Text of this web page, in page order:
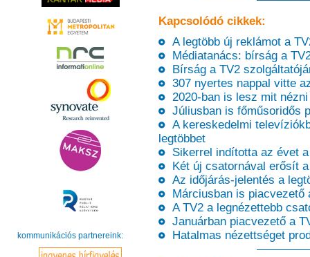
kommunikációs partnereink:
Kapcsolódó cikkek:
A legtöbb új reklámot a
Médiatanács: bírság a
Bírság a TV2
307 nyertes nappal vitte
2020-ban is lesz mit nézni
Júliusban is főműsoridős
A kereskedelmi
legtöbbet
Sikerrel indította az évet a
Két új csatornával erősít a
Az időjárás-jelentés a
Márciusban is piacvezető
A TV2 a legnézettebb
Januárban piacvezető a
Hatalmas nézettséget